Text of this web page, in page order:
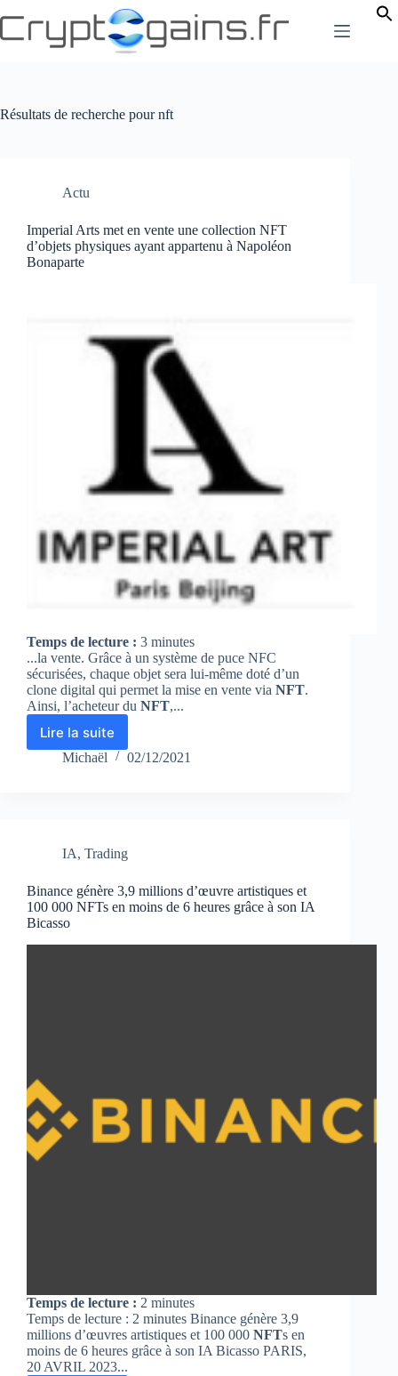
au
contenu
Résultats de recherche pour nft
Actu
Imperial Arts met en vente une collection NFT
d’objets physiques ayant appartenu à Napoléon
Bonaparte
Temps de lecture : 3 minutes
...la vente. Grâce à un système de puce NFC
sécurisées, chaque objet sera lui-même doté d’un
clone digital qui permet la mise en vente via NFT.
Ainsi, l’acheteur du NFT,...
Lire la suite
Imperial
Arts
NFT
physiques
ayant
à
Michaël 02/12/2021
IA, Trading
Binance génère 3,9 millions d’œuvre artistiques et
100 000 NFTs en moins de 6 heures grâce à son IA
Bicasso
Temps de lecture : 2 minutes
Temps de lecture : 2 minutes Binance génère 3,9
millions d’œuvres artistiques et 100 000 NFTs en
moins de 6 heures grâce à son IA Bicasso PARIS,
20 AVRIL 2023...